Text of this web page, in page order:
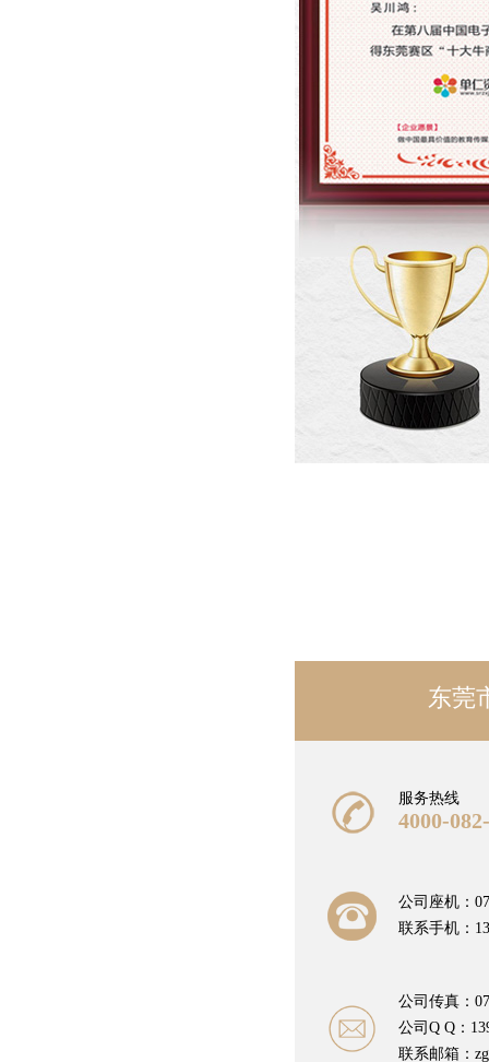
东莞
服务热线
4000-
公司座机：
联系手机：
公司传真：
公司Q Q：
联系邮箱：